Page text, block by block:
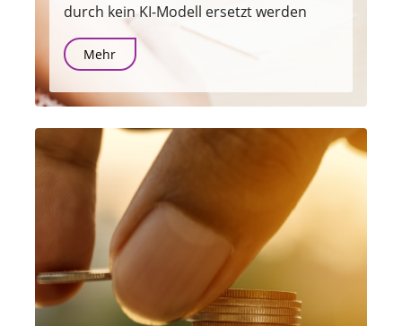
durch kein KI-Modell ersetzt werden
Mehr